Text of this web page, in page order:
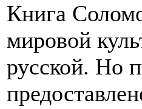
Книга
мировой
русской. Но